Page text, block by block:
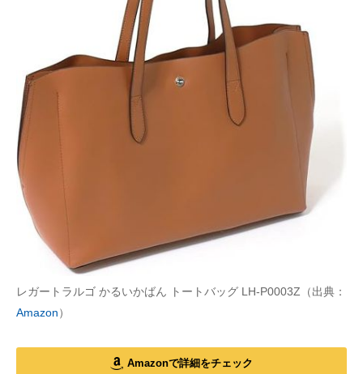
レガートラルゴ かるいかばん トートバッグ LH-P0003Z（出典：
Amazon）
Amazonで詳細をチェック